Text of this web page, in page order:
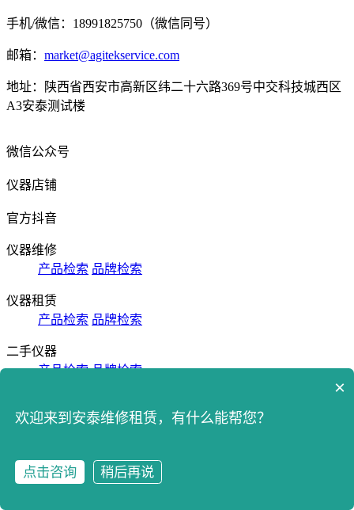
手机/微信：18991825750（微信同号）
邮箱： market@agitekservice.com
地址：陕西省西安市高新区纬二十六路369号中交科技城西区
A3安泰测试楼
微信公众号
仪器店铺
官方抖音
仪器维修
产品检索 品牌检索
仪器租赁
产品检索 品牌检索
二手仪器
产品检索 品牌检索
务
×
欢迎来到安泰维修租赁，有什么能帮您？
点击咨询
稍后再说
点击咨询